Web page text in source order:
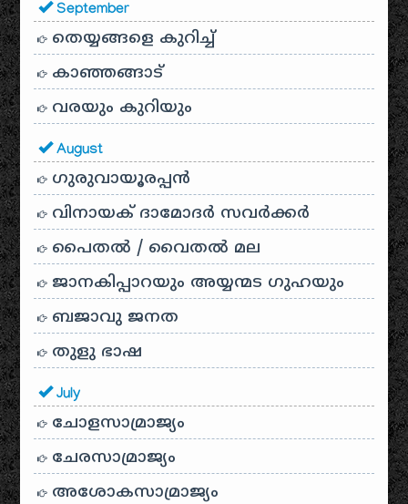
September
തെയ്യങ്ങളെ കുറിച്ച്
കാഞ്ഞങ്ങാട്
വരയും കുറിയും
August
ഗുരുവായൂരപ്പൻ
വിനായക് ദാമോദർ സവർക്കർ
പൈതൽ / വൈതൽ മല
ജാനകിപ്പാറയും അയ്യന്മട ഗുഹയും
ബജാവു ജനത
തുളു ഭാഷ
July
ചോളസാമ്രാജ്യം
ചേരസാമ്രാജ്യം
അശോകസാമ്രാജ്യം